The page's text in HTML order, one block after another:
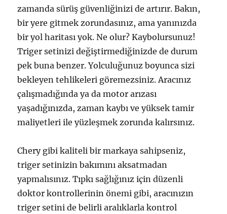
zamanda sürüş güvenliğinizi de artırır. Bakın,
bir yere gitmek zorundasınız, ama yanınızda
bir yol haritası yok. Ne olur? Kaybolursunuz!
Triger setinizi değiştirmediğinizde de durum
pek buna benzer. Yolculuğunuz boyunca sizi
bekleyen tehlikeleri göremezsiniz. Aracınız
çalışmadığında ya da motor arızası
yaşadığınızda, zaman kaybı ve yüksek tamir
maliyetleri ile yüzleşmek zorunda kalırsınız.
Chery gibi kaliteli bir markaya sahipseniz,
triger setinizin bakımını aksatmadan
yapmalısınız. Tıpkı sağlığınız için düzenli
doktor kontrollerinin önemi gibi, aracınızın
triger setini de belirli aralıklarla kontrol